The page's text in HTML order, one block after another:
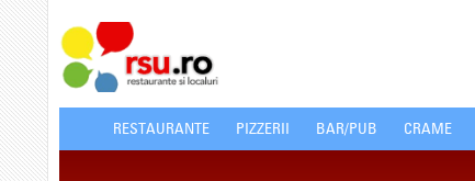
RESTAURANTE PIZZERII BAR/PUB CRAME